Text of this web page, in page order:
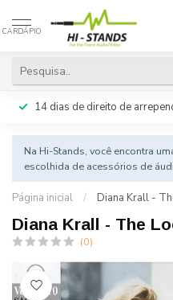
CARDÁPIO
14 dias de direito de
Na Hi-Stands, você encontra
escolhida de acessórios de
Página inicial / Diana Krall -
Diana Krall - The
(0)